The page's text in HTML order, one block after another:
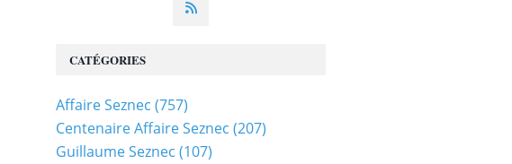
CATÉGORIES
Affaire Seznec (757)
Centenaire Affaire Seznec (207)
Guillaume Seznec (107)